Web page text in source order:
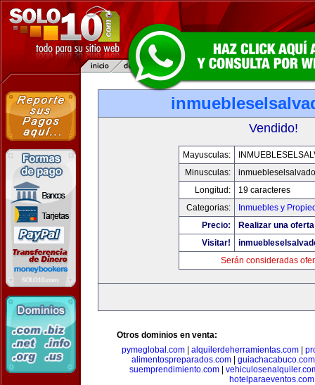
Vendido!
Mayusculas:
Minusculas:
Longitud:
19 caracteres
Categorias:
Inmuebles y
Precio:
Realizar una
Visitar!
Serán consideradas
Otros dominios en venta:
pymeglobal.com| alquilerdeherramientas.com|
alimentospreparados.com| guiachacabuco.com
suemprendimiento.com|
hotelparaeventos.com